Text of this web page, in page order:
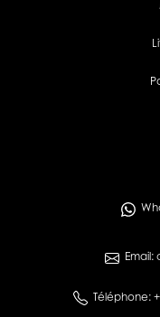
Email:
Téléphone: